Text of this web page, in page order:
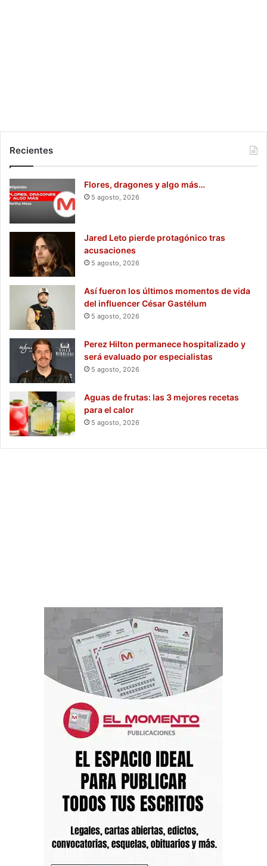
Recientes
Flores, dragones y algo más…
5 agosto, 2026
Jared Leto pierde protagónico tras
acusaciones
5 agosto, 2026
Así fueron los últimos momentos de vida
del influencer César Gastélum
5 agosto, 2026
Perez Hilton permanece hospitalizado y
será evaluado por especialistas
5 agosto, 2026
Aguas de frutas: las 3 mejores recetas
para el calor
5 agosto, 2026